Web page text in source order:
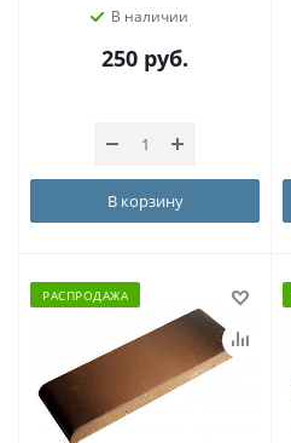
В наличии
250 руб.
В корзину
РАСПРОДАЖА